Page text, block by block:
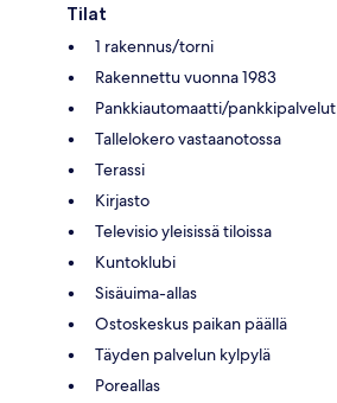
Tilat
1 rakennus/torni
Rakennettu vuonna 1983
Pankkiautomaatti/pankkipalvelut
Tallelokero vastaanotossa
Terassi
Kirjasto
Televisio yleisissä tiloissa
Kuntoklubi
Sisäuima-allas
Ostoskeskus paikan päällä
Täyden palvelun kylpylä
Poreallas